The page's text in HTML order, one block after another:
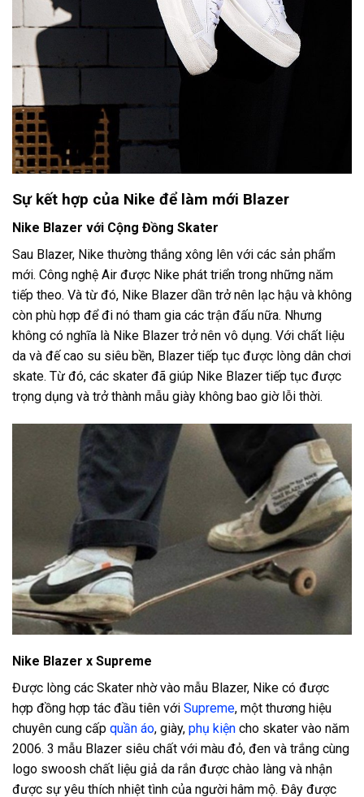
Sự kết hợp của Nike để làm mới Blazer
Nike Blazer với Cộng Đồng Skater
Sau Blazer, Nike thường thắng xông lên với các sản phẩm
mới. Công nghệ Air được Nike phát triển trong những năm
tiếp theo. Và từ đó, Nike Blazer dần trở nên lạc hậu và không
còn phù hợp để đi nó tham gia các trận đấu nữa. Nhưng
không có nghĩa là Nike Blazer trở nên vô dụng. Với chất liệu
da và đế cao su siêu bền, Blazer tiếp tục được lòng dân chơi
skate. Từ đó, các skater đã giúp Nike Blazer tiếp tục được
trọng dụng và trở thành mẫu giày không bao giờ lỗi thời.
Nike Blazer x Supreme
Được lòng các Skater nhờ vào mẫu Blazer, Nike có được
hợp đồng hợp tác đầu tiên với Supreme, một thương hiệu
chuyên cung cấp quần áo, giày, phụ kiện cho skater vào năm
2006. 3 mẫu Blazer siêu chất với màu đỏ, đen và trắng cùng
logo swoosh chất liệu giả da rắn được chào làng và nhận
được sự yêu thích nhiệt tình của người hâm mộ. Đây được